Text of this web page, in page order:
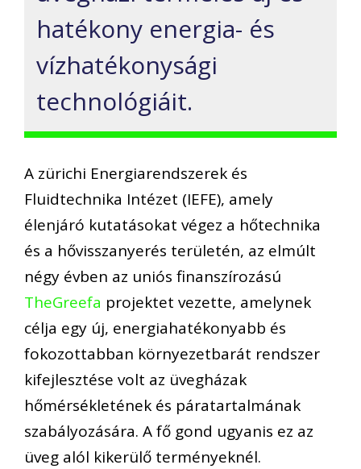
hatékony energia- és
vízhatékonysági
technológiáit.
A zürichi Energiarendszerek és
Fluidtechnika Intézet (IEFE), amely
élenjáró kutatásokat végez a hőtechnika
és a hővisszanyerés területén, az elmúlt
négy évben az uniós finanszírozású
TheGreefa projektet vezette, amelynek
célja egy új, energiahatékonyabb és
fokozottabban környezetbarát rendszer
kifejlesztése volt az üvegházak
hőmérsékletének és páratartalmának
szabályozására. A fő gond ugyanis ez az
üveg alól kikerülő terményeknél.